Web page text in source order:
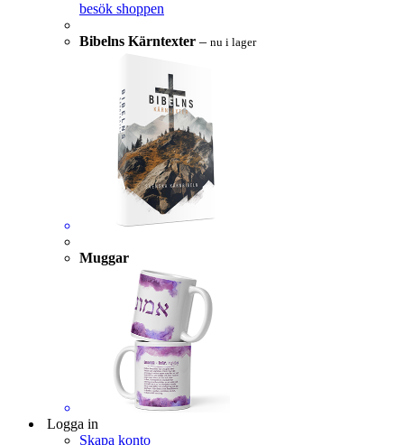
besök shoppen
Bibelns Kärntexter – nu i lager
Muggar
Logga in
Skapa konto